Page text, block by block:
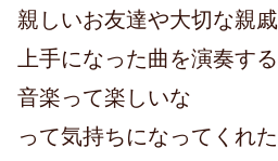
親しいお友達や大切な親
上手になった曲を演奏す
音楽って楽しいな
って気持ちになってくれ